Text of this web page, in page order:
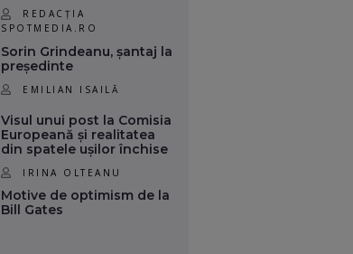
REDACȚIA
SPOTMEDIA.RO
Sorin Grindeanu, șantaj la
președinte
EMILIAN ISAILĂ
Visul unui post la Comisia
Europeană și realitatea
din spatele ușilor închise
IRINA OLTEANU
Motive de optimism de la
Bill Gates